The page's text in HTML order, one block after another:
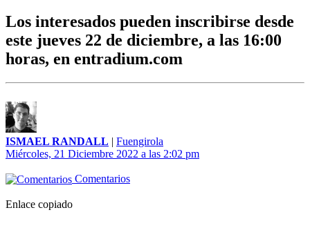
Los interesados pueden inscribirse desde
este jueves 22 de diciembre, a las 16:00
horas, en entradium.com
ISMAEL RANDALL | Fuengirola
Miércoles, 21 Diciembre 2022 a las 2:02 pm
Comentarios
Enlace copiado